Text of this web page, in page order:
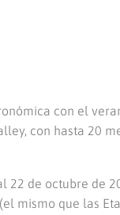
con el
con hasta 20
22 de octubre de
mismo que las